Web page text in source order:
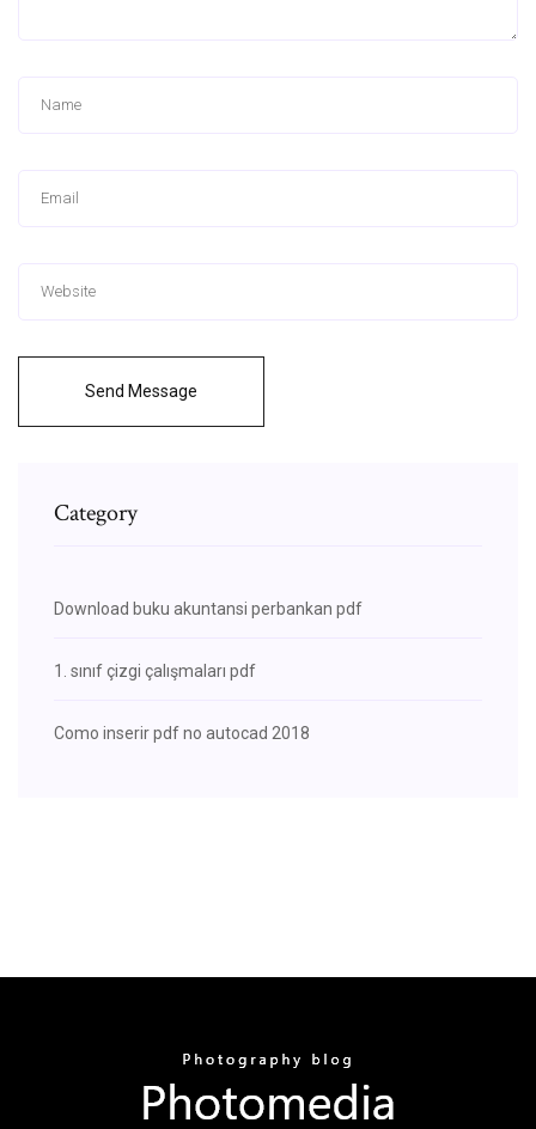
Send Message
Category
Download buku akuntansi perbankan pdf
1. sınıf çizgi çalışmaları pdf
Como inserir pdf no autocad 2018